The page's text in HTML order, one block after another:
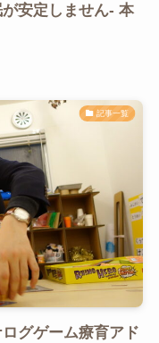
安定しません- 本
記事一覧
グゲーム療育アド